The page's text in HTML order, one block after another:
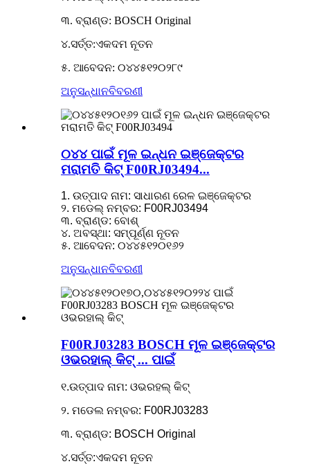
୩. ବ୍ରାଣ୍ଡ: BOSCH Original
୪.ସର୍ତ୍ତ:ଏକଦମ ନୂତନ
୫. ଆବେଦନ: ୦୪୪୫୧୨୦୨୮୯
ଅନୁସନ୍ଧାନବିବରଣୀ
୦୪୪ ପାଇଁ ମୂଳ ଇନ୍ଧନ ଇଞ୍ଜେକ୍ଟର
ମରାମତି କିଟ୍ F00RJ03494...
1. ଉତ୍ପାଦ ନାମ: ସାଧାରଣ ରେଳ ଇଞ୍ଜେକ୍ଟର
୨. ମଡେଲ୍ ନମ୍ବର: F00RJ03494
୩. ବ୍ରାଣ୍ଡ: ବୋଶ୍
୪. ଅବସ୍ଥା: ସମ୍ପୂର୍ଣ୍ଣ ନୂତନ
୫. ଆବେଦନ: ୦୪୪୫୧୨୦୧୬୨
ଅନୁସନ୍ଧାନବିବରଣୀ
F00RJ03283 BOSCH ମୂଳ ଇଞ୍ଜେକ୍ଟର
ଓଭରହାଲ୍ କିଟ୍ ... ପାଇଁ
୧.ଉତ୍ପାଦ ନାମ: ଓଭରହଲ୍ କିଟ୍
୨. ମଡେଲ ନମ୍ବର: F00RJ03283
୩. ବ୍ରାଣ୍ଡ: BOSCH Original
୪.ସର୍ତ୍ତ:ଏକଦମ ନୂତନ